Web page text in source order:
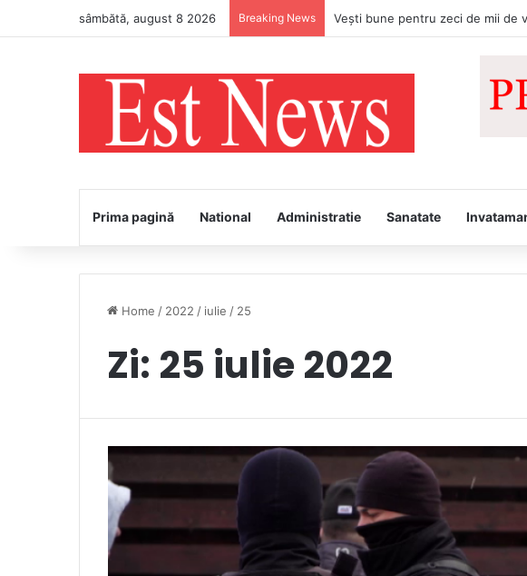
sâmbătă, august 8 2026 Breaking News PS Ignatie va întâmpina, joi, la
Prima pagină National Administratie Sanatate
Home / 2022 / iulie / 25
Zi: 25 iulie 2022